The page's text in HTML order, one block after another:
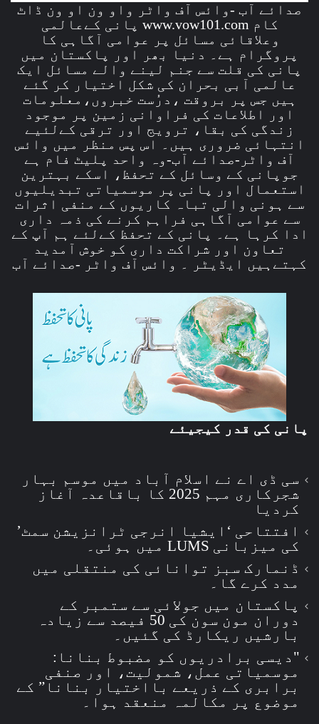
صدائے آب -وائس آف واٹر واو ون او ون ڈاٹ
کام www.vow101.com پانی کےعالمی
وعلاقائی مسائل پر عوامی آگاہی کا
پروگرام ہے۔ دنیا بھر اور پاکستان میں
پانی کی قلت سے جنم لینے والے مسائل ایک
عالمی آبی بحران کی شکل اختیار کر گئے
ہیں جس پر بروقت ،درُست خبروں،معلومات
اور اطلاعات کی فراوانی زمین پر موجود
زندگی کی بقا، ترویج اور ترقی کےلئیے
انتہائی ضروری ہیں۔ اس پس منظر میں وائس
آف واٹر-صدائے آب-وہ واحد پلیٹ فام ہے
جوپانی کے وسائل کے تحفظ، اسکے بہترین
استعمال اور پانی پر موسمیاتی تبدیلیوں
سے ہونی والی تباہ کاریوں کے منفی اثرات
سے عوامی آگاہی فراہم کرنے کی ذمہ داری
ادا کرہا ہے۔ پانی کے تحفظ کےلئے ہم آپ کے
تعاون اور شراکت داری کو خوش آمدید
کہتےہیں ایڈیٹر ۔ وائس آف واٹر -صدائے آب
پانی کی قدر کیجیئے
سی ڈی اے نے اسلام آباد میں موسم بہار
شجرکاری مہم 2025 کا باقاعدہ آغاز
کردیا
افتتاحی ‘ایشیا انرجی ٹرانزیشن سمٹ’
کی میزبانی LUMS میں ہوئی۔
ڈنمارک سبز توانائی کی منتقلی میں
مدد کرے گا۔
پاکستان میں جولائی سے ستمبر کے
دوران مون سون کی 50 فیصد سے زیادہ
بارشیں ریکارڈ کی گئیں۔
"دیسی برادریوں کو مضبوط بنانا:
موسمیاتی عمل، شمولیت، اور صنفی
برابری کے ذریعے بااختیار بنانا” کے
موضوع پر مکالمہ منعقد ہوا۔